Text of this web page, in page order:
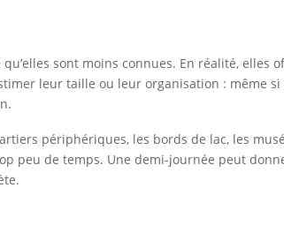
sont moins connues. En réalité, elles
leur taille ou leur organisation : même
périphériques, les bords de lac, les
peu de temps. Une demi-journée peut